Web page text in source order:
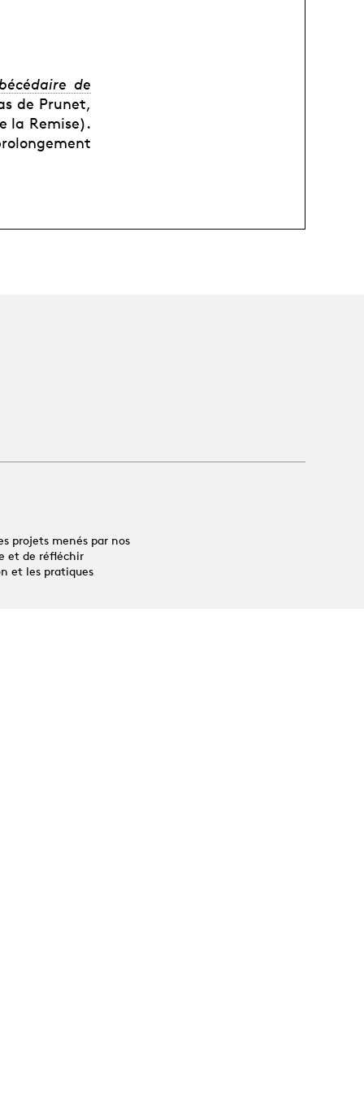
de
de Prunet,
la Remise).
projets menés par nos
et de réfléchir
et les pratiques